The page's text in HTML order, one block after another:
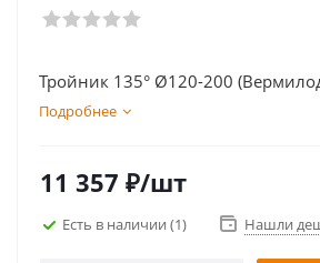
Тройник 135° Ø120-200
Подробнее
11 357 ₽/шт
Есть в наличии (1) Нашли